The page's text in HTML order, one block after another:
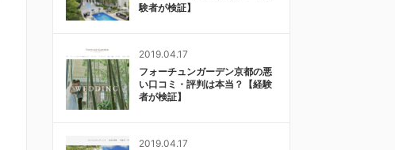
験者が検証】
2019.04.17
フォーチュンガーデン京都の悪
い口コミ・評判は本当？【経験
者が検証】
2019.04.17